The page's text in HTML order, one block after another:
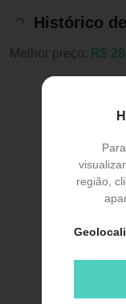
região,
Histórico
Melhor preço: R$